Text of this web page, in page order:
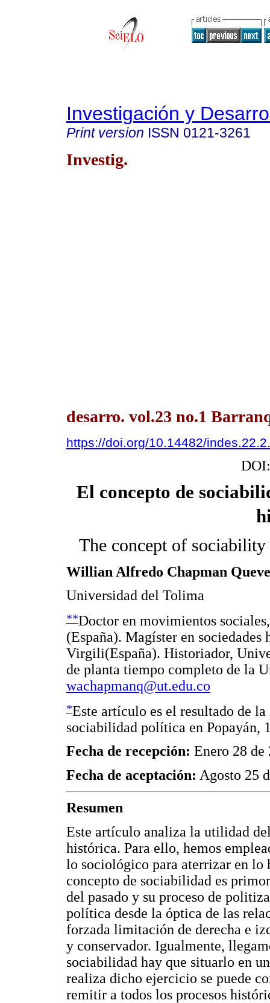
Investigación y
Print version ISSN 0121-3261
Investig.
desarro. vol.23 no.1
https://doi.org/10.14482/
El concepto de
The concept of
Willian Alfredo Chapman
Universidad del Tolima
**Doctor en movimientos
(España). Magíster en
Virgili(España). Historiador,
de planta tiempo completo de la
wachapmanq@ut.edu.co
*Este artículo es el resultado de
sociabilidad política en Popayán,
Fecha de recepción: Enero 28 de
Fecha de aceptación: Agosto 25
Resumen
Este artículo analiza la utilidad
histórica. Para ello, hemos
lo sociológico para aterrizar en lo
concepto de sociabilidad es
del pasado y su proceso de
política desde la óptica de las
forzada limitación de derecha e
y conservador. Igualmente,
sociabilidad hay que situarlo en
realiza dicho ejercicio se puede
remitir a todos los procesos